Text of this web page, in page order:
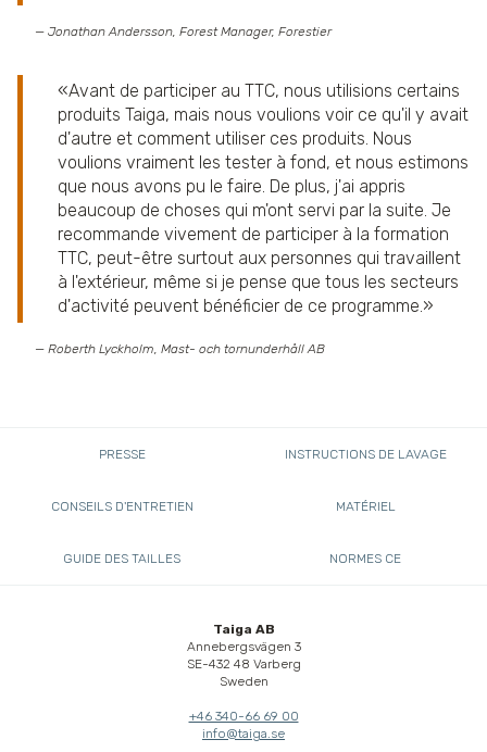
— Jonathan Andersson, Forest Manager, Forestier
Avant de participer au TTC, nous utilisions certains
produits Taiga, mais nous voulions voir ce qu'il y avait
d'autre et comment utiliser ces produits. Nous
voulions vraiment les tester à fond, et nous estimons
que nous avons pu le faire. De plus, j'ai appris
beaucoup de choses qui m'ont servi par la suite. Je
recommande vivement de participer à la formation
TTC, peut-être surtout aux personnes qui travaillent
à l'extérieur, même si je pense que tous les secteurs
d'activité peuvent bénéficier de ce programme.
— Roberth Lyckholm, Mast- och tornunderhåll AB
PRESSE INSTRUCTIONS DE LAVAGE
CONSEILS D'ENTRETIEN MATÉRIEL
GUIDE DES TAILLES NORMES CE
Taiga AB
Annebergsvägen 3
SE-432 48 Varberg
Sweden
+46 340-66 69 00
info@taiga.se